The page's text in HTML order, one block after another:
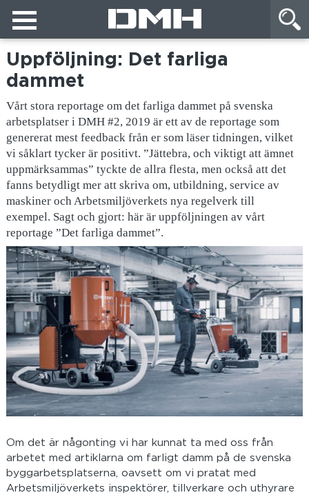
Uppföljning: Det farliga
dammet
Vårt stora reportage om det farliga dammet på svenska
arbetsplatser i DMH #2, 2019 är ett av de reportage som
genererat mest feedback från er som läser tidningen, vilket
vi såklart tycker är positivt. ”Jättebra, och viktigt att ämnet
uppmärksammas” tyckte de allra flesta, men också att det
fanns betydligt mer att skriva om, utbildning, service av
maskiner och Arbetsmiljöverkets nya regelverk till
exempel. Sagt och gjort: här är uppföljningen av vårt
reportage ”Det farliga dammet”.
Om det är någonting vi har kunnat ta med oss från
arbetet med artiklarna om farligt damm på de svenska
byggarbetsplatserna, oavsett om vi pratat med
Arbetsmiljöverkets inspektörer, tillverkare och uthyrare